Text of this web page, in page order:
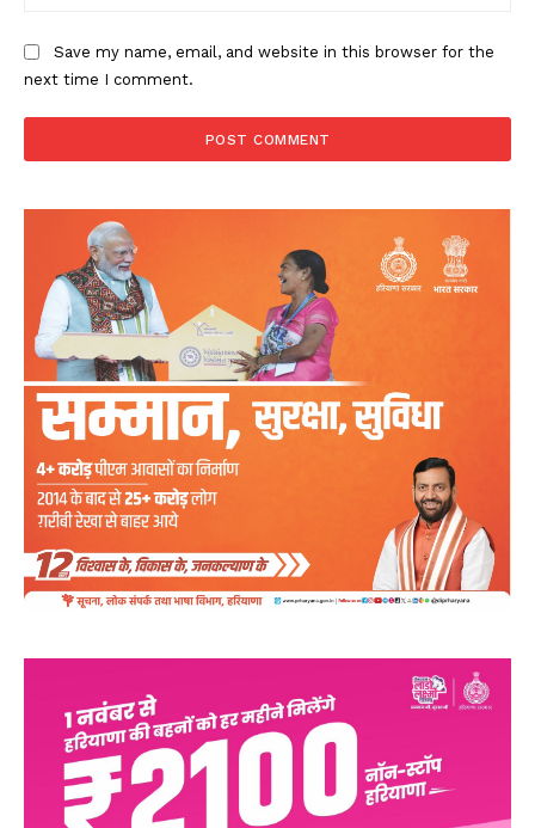
Save my name, email, and website in this browser for the
next time I comment.